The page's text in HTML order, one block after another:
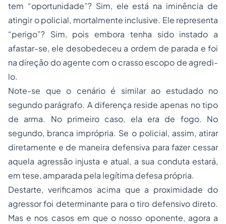
tem “oportunidade”? Sim, ele está na iminência de
atingir o policial, mortalmente inclusive. Ele representa
“perigo”? Sim, pois embora tenha sido instado a
afastar-se, ele desobedeceu a ordem de parada e foi
na direção do agente com o crasso escopo de agredi-
lo.
Note-se que o cenário é similar ao estudado no
segundo parágrafo. A diferença reside apenas no tipo
de arma. No primeiro caso, ela era de fogo. No
segundo, branca imprópria. Se o policial, assim, atirar
diretamente e de maneira defensiva para fazer cessar
aquela agressão injusta e atual, a sua conduta estará,
em tese, amparada pela legítima defesa própria.
Destarte, verificamos acima que a proximidade do
agressor foi determinante para o tiro defensivo direto.
Mas e nos casos em que o nosso oponente, agora a